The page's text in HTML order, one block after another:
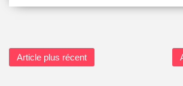
Article plus récent